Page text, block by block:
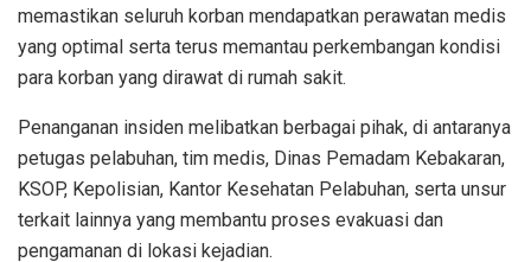
memastikan seluruh korban mendapatkan perawatan medis
yang optimal serta terus memantau perkembangan kondisi
para korban yang dirawat di rumah sakit.
Penanganan insiden melibatkan berbagai pihak, di antaranya
petugas pelabuhan, tim medis, Dinas Pemadam Kebakaran,
KSOP, Kepolisian, Kantor Kesehatan Pelabuhan, serta unsur
terkait lainnya yang membantu proses evakuasi dan
pengamanan di lokasi kejadian.